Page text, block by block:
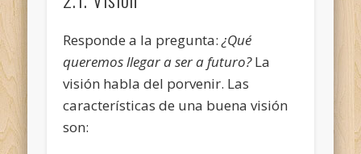
Responde a la pregunta:¿Qué
queremos llegar a ser a futuro?La
visión habla del porvenir. Las
características de una buena visión
son: